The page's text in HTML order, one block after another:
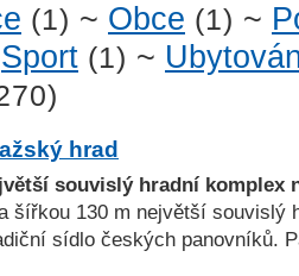
(1) ~ Obce (1) ~
Sport (1) ~
hrad
souvislý hradní komplex
šířkou 130 m největší souvislý
sídlo českých panovníků.